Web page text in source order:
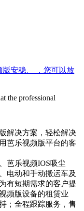
安稳、 ，您可以放
the professional
决方案，轻松解决
用芭乐视频版平台的客
芭乐视频IOS吸尘
、电动和手动搬运车及
有短期需求的客户提
频版设备的租赁业
；全程跟踪服务，售